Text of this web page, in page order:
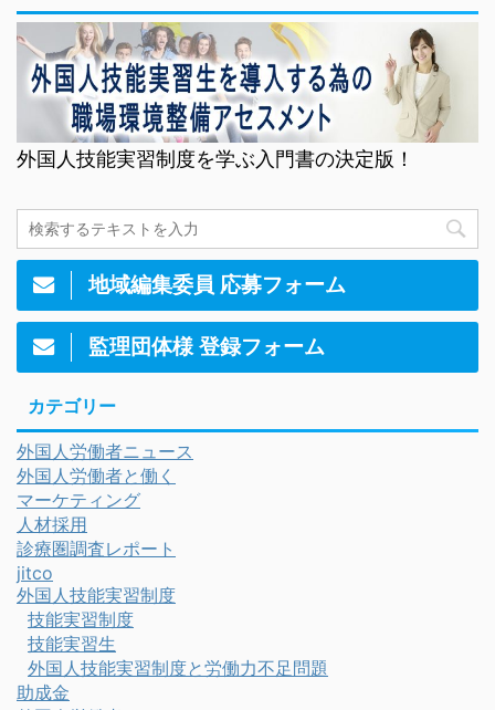
外国人技能実習制度を学ぶ入門書の決定版！
地域編集委員 応募フォーム
監理団体様 登録フォーム
カテゴリー
外国人労働者ニュース
外国人労働者と働く
マーケティング
人材採用
診療圏調査レポート
jitco
外国人技能実習制度
技能実習制度
技能実習生
外国人技能実習制度と労働力不足問題
助成金